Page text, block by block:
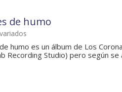
de humo
humo es un álbum de Los
Recording Studio) pero según se